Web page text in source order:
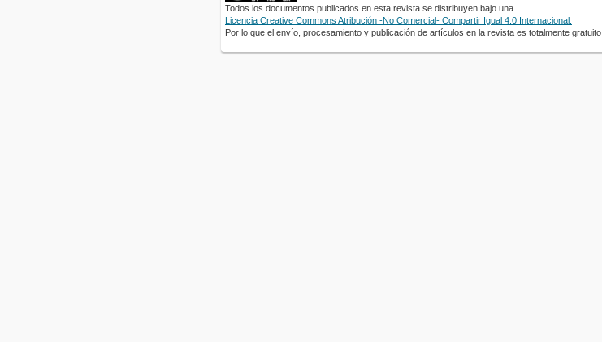
Todos los documentos publicados en esta revista se distribuyen bajo una
Licencia Creative Commons Atribución -No Comercial- Compartir Igual 4.0 Internacional.
Por lo que el envío, procesamiento y publicación de artículos en la revista es totalmente gratuito.